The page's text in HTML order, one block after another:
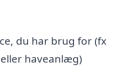
du har brug for (fx
haveanlæg)